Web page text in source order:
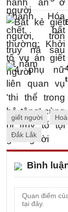
giết người
Đắk Lắk
Bình